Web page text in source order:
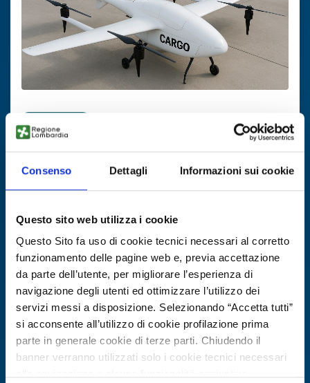
Consenso Dettagli Informazioni sui cookie
Questo sito web utilizza i cookie
Questo Sito fa uso di cookie tecnici necessari al corretto
funzionamento delle pagine web e, previa accettazione
da parte dell’utente, per migliorare l’esperienza di
navigazione degli utenti ed ottimizzare l’utilizzo dei
servizi messi a disposizione. Selezionando “Accetta tutti”
si acconsente all’utilizzo di cookie profilazione prima
parte in generale cookie di terze parti. Chiudendo il
banner verranno utilizzati solo i cookie tecnici necessari
Droni VTOL e cargo dalla Turchia
ID: BOTR20250603011
Expires on04 novembre 2026